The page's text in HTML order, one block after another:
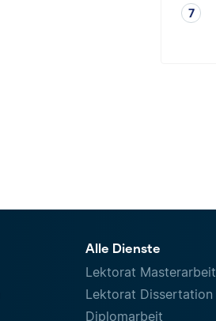
Alle Dienste
Lektorat Masterarbeit
Lektorat Dissertation
Diplomarbeit